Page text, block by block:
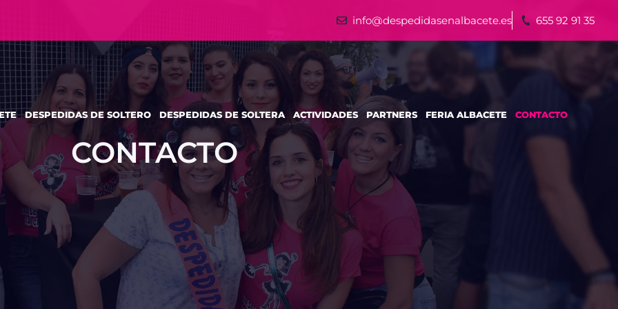
info@despedidasenalbacete.es 655 92 91 35
DESPEDIDAS DE SOLTERO DESPEDIDAS DE SOLTERA ACTIVIDADES PARTNERS FERIA ALBACETE CONTACTO
CONTACTO